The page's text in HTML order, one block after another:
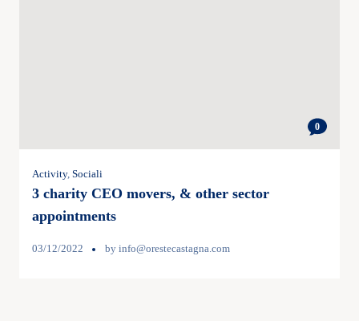
0
Activity, Sociali
3 charity CEO movers, & other sector
appointments
03/12/2022 by info@orestecastagna.com